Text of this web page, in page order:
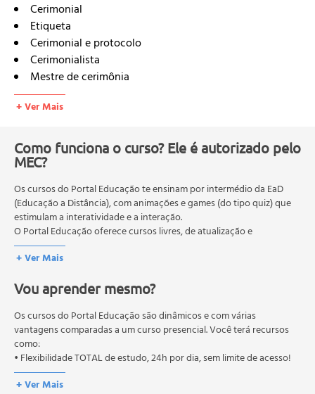
Cerimonial
Etiqueta
Cerimonial e protocolo
Cerimonialista
Mestre de cerimônia
Importância do cerimonial para os seres humanos
Cartões
Maneiras para negociar
Hospitalidade
Superstições
Presentes
Condutas
Quando organizar solenidades
Cerimonial e protocolo foram criados para determinar
procedimentos e evitar embaraços
Casamento na igreja
Cortejo do casamento na igreja
Casamento indiano
Cortejo do casamento indiano
Objetivo do cerimonial
Funções do cerimonial
+ Ver Mais
Como funciona o curso? Ele é autorizado pelo
MEC?
Os cursos do Portal Educação te ensinam por intermédio da EaD
(Educação a Distância), com animações e games (do tipo quiz) que
estimulam a interatividade e a interação.
O Portal Educação oferece cursos livres, de atualização e
qualificação profissional. São destinados a proporcionar ao
profissional conhecimentos que permitam o desenvolvimento de
O MEC (Ministério da Educação), trata da política nacional de
educação em geral, mas autoriza apenas cursos de graduação e
pós-graduação. Os cursos técnicos e profissionalizantes são
autorizados pelas Secretarias Estaduais de Educação.
+ Ver Mais
Vou aprender mesmo?
Os cursos do Portal Educação são dinâmicos e com várias
vantagens comparadas a um curso presencial. Você terá recursos
como:
• Flexibilidade TOTAL de estudo, 24h por dia, sem limite de acesso!
+ Ver Mais